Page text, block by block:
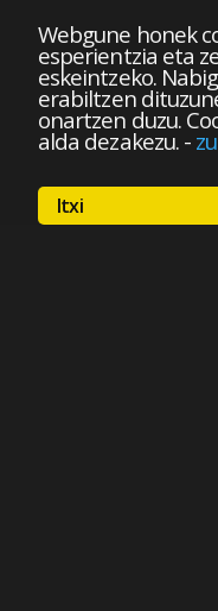
Webgune honek
esperientzia eta
eskeintzeko.
erabiltzen
onartzen duzu.
alda dezakezu.-
Itxi